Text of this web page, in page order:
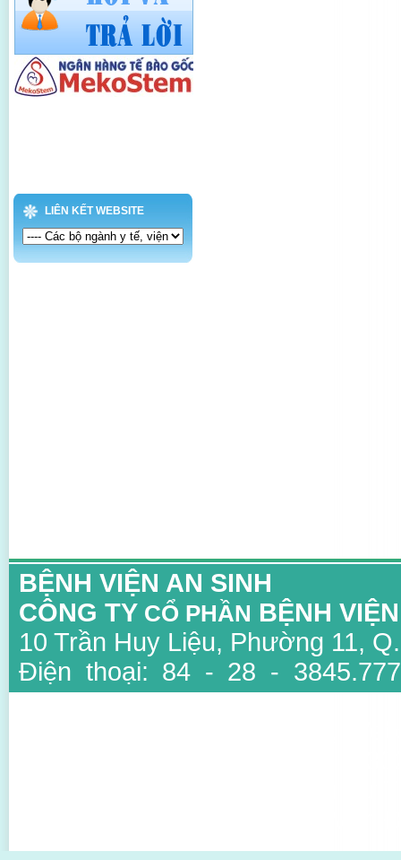
LIÊN KẾT WEBSITE
BỆNH VIỆN AN SINH
CÔNG TY CỔ PHẦN BỆNH
10 Trần Huy Liệu, Phường 11,
Điện thoại: 84 - 28 -
3847.6734